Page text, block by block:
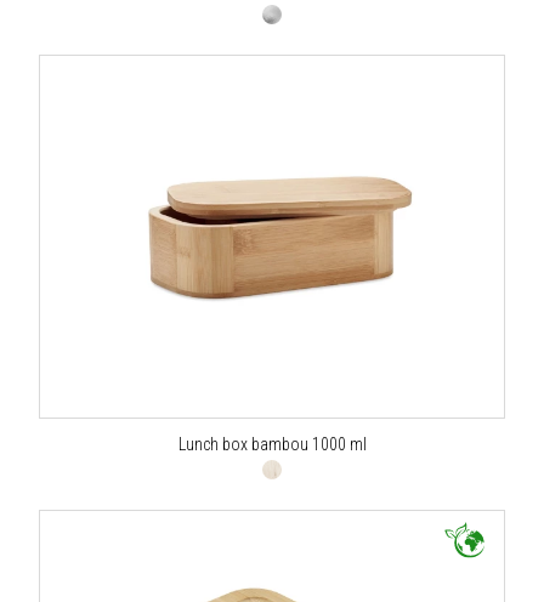
Lunch box bambou 1000 ml